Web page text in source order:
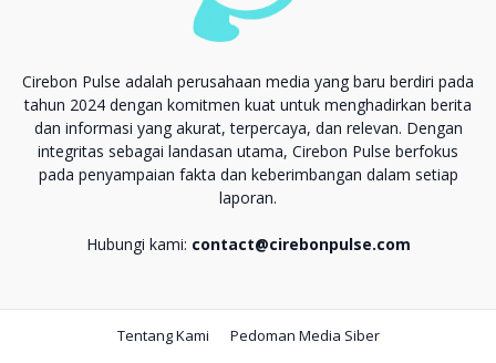
Cirebon Pulse adalah perusahaan media yang baru berdiri pada
tahun 2024 dengan komitmen kuat untuk menghadirkan berita
dan informasi yang akurat, terpercaya, dan relevan. Dengan
integritas sebagai landasan utama, Cirebon Pulse berfokus
pada penyampaian fakta dan keberimbangan dalam setiap
laporan.
Hubungi kami: contact@cirebonpulse.com
Tentang Kami Pedoman Media Siber